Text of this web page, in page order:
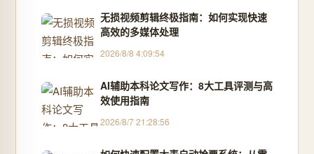
无损视频剪辑终极指南：如何实现快速
高效的多媒体处理
2026/8/8 4:09:54
AI辅助本科论文写作：8大工具评测与高
效使用指南
2026/8/7 21:28:56